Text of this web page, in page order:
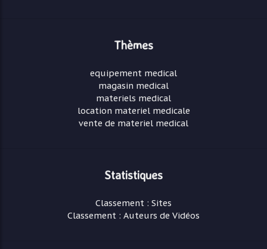
Thèmes
equipement medical
magasin medical
materiels medical
location materiel medicale
vente de materiel medical
Statistiques
Classement : Sites
Classement : Auteurs de Vidéos